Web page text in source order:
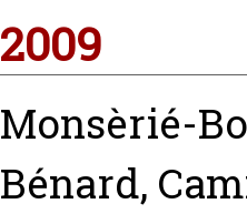
2009
Monsèrié-
Bénard,